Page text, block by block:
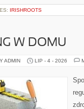
IRISHROOTS
W DOMU
ADMIN LIP - 4 - 2026